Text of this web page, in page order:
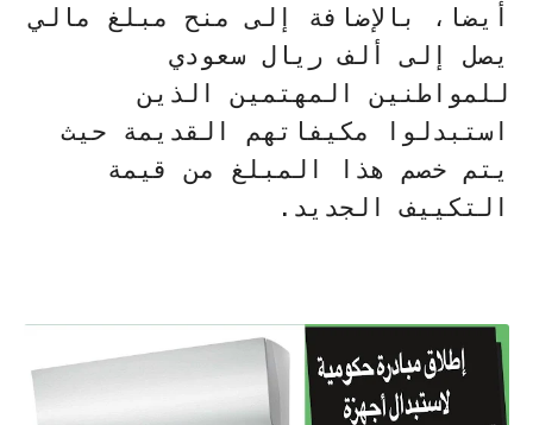
أيضا، بالإضافة إلى منح مبلغ مالي
يصل إلى ألف ريال سعودي
للمواطنين المهتمين الذين
استبدلوا مكيفاتهم القديمة حيث
يتم خصم هذا المبلغ من قيمة
التكييف الجديد.